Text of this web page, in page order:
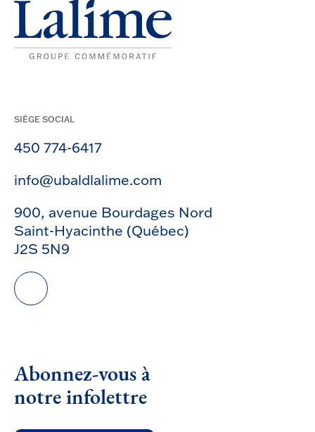
SIÈGE SOCIAL
450 774-6417
info@ubaldlalime.com
900, avenue Bourdages Nord
Saint-Hyacinthe (Québec)
J2S 5N9
Abonnez-vous à
notre infolettre